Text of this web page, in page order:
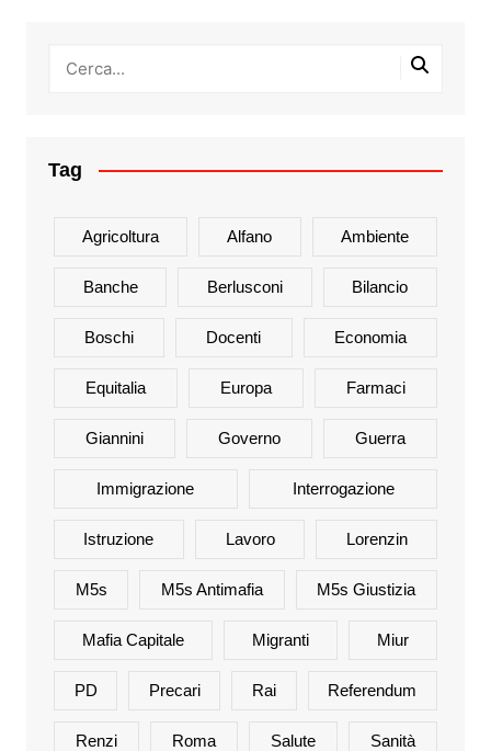
Tag
Agricoltura Alfano Ambiente
Banche Berlusconi Bilancio
Boschi Docenti Economia
Equitalia Europa Farmaci
Giannini Governo Guerra
Immigrazione Interrogazione
Istruzione Lavoro Lorenzin
M5s M5s Antimafia M5s Giustizia
Mafia Capitale Migranti Miur
PD Precari Rai Referendum
Renzi Roma Salute Sanità